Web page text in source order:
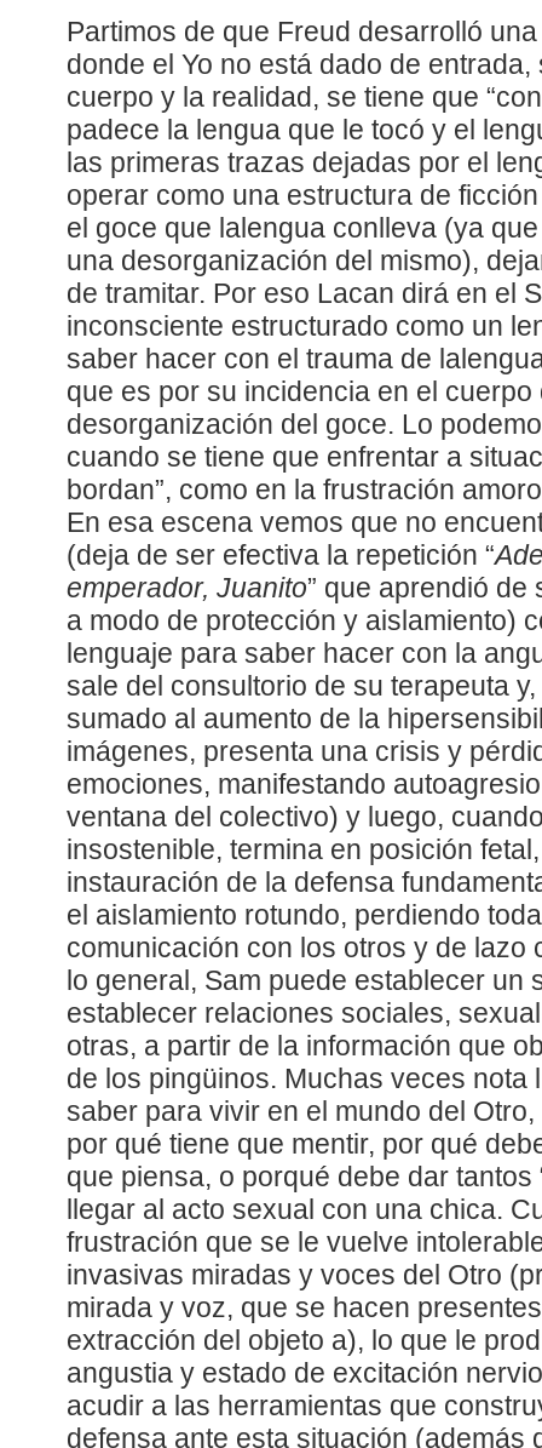
Partimos de que Freud desarrolló
donde el Yo no está dado de
cuerpo y la realidad, se tiene que
padece la lengua que le tocó y el
las primeras trazas dejadas por el
operar como una estructura de
el goce que lalengua conlleva (ya
una desorganización del mismo),
de tramitar. Por eso Lacan dirá en el
inconsciente estructurado como un
saber hacer con el trauma de
que es por su incidencia en el cuerpo
desorganización del goce. Lo
cuando se tiene que enfrentar a
bordan”, como en la frustración
En esa escena vemos que no
(deja de ser efectiva la repetición “
emperador, Juanito” que aprendió de
a modo de protección y aislamiento)
lenguaje para saber hacer con la
sale del consultorio de su terapeuta
sumado al aumento de la
imágenes, presenta una crisis y
emociones, manifestando
ventana del colectivo) y luego,
insostenible, termina en posición
instauración de la defensa
el aislamiento rotundo, perdiendo
comunicación con los otros y de lazo
lo general, Sam puede establecer un
establecer relaciones sociales,
otras, a partir de la información que
de los pingüinos. Muchas veces nota
saber para vivir en el mundo del
por qué tiene que mentir, por qué
que piensa, o porqué debe dar tantos
llegar al acto sexual con una chica.
frustración que se le vuelve
invasivas miradas y voces del Otro
mirada y voz, que se hacen
extracción del objeto a), lo que le
angustia y estado de excitación
acudir a las herramientas que
defensa ante esta situación (además